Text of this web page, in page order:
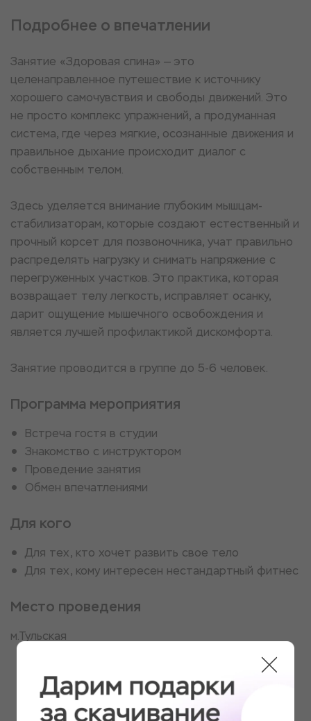
Подробнее о впечатлении
Занятие «Здоровая спина» — это
целенаправленное путешествие к источнику
хорошего самочувствия и свободы движений. Это
не просто комплекс упражнений, а продуманная
система, где через мягкие, осознанные движения и
правильное дыхание происходит диалог с
собственным телом.
Здесь уделяется внимание глубоким мышцам-
стабилизаторам, которые создают естественный и
прочный корсет для позвоночника, учат правильно
распределять нагрузку и снимать напряжение с
перегруженных участков. Это практика, которая
возвращает телу легкость, исправляет осанку,
дарит ощущение мышечного освобождения и
является лучшей профилактикой дискомфорта.
Занятие проводится в группе до 5-6 человек.
Программа мероприятия
Встреча гостя в студии
Знакомство с инструктором
Проведение занятия
Обмен впечатлениями
Для кого
Для тех, кто хочет развить свое тело
Для тех, кому интересен нестандартный фитнес
Место проведения
м.Тульская